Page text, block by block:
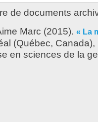
de documents
Marc (2015). « La
(Québec,
en sciences de la